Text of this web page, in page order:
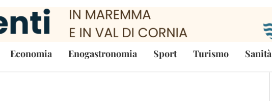
Economia Enogastronomia Sport Turismo Sanità